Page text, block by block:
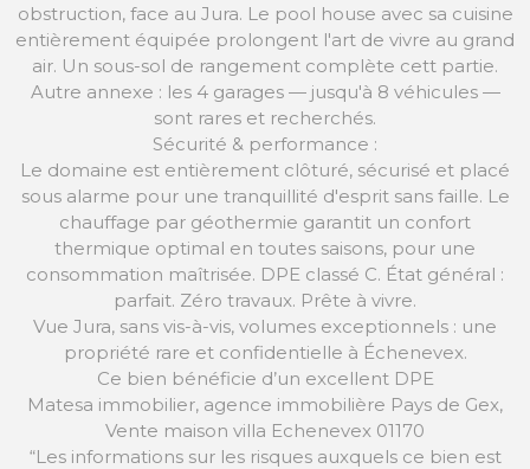
obstruction, face au Jura. Le pool house avec sa cuisine
entièrement équipée prolongent l'art de vivre au grand
air. Un sous-sol de rangement complète cett partie.
Autre annexe : les 4 garages — jusqu'à 8 véhicules —
sont rares et recherchés.
Sécurité & performance :
Le domaine est entièrement clôturé, sécurisé et placé
sous alarme pour une tranquillité d'esprit sans faille. Le
chauffage par géothermie garantit un confort
thermique optimal en toutes saisons, pour une
consommation maîtrisée. DPE classé C. État général :
parfait. Zéro travaux. Prête à vivre.
Vue Jura, sans vis-à-vis, volumes exceptionnels : une
propriété rare et confidentielle à Échenevex.
Ce bien bénéficie d’un excellent DPE
Matesa immobilier, agence immobilière Pays de Gex,
Vente maison villa Echenevex 01170
“Les informations sur les risques auxquels ce bien est